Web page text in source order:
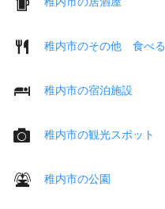
稚内市のその他 食べる
稚内市の宿泊施設
稚内市の観光スポット
稚内市の公園